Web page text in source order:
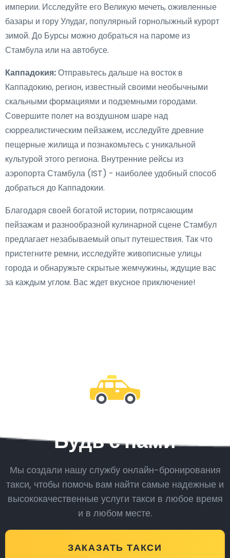
империи. Исследуйте его Великую мечеть, оживленные
базары и гору Улудаг, популярный горнолыжный курорт
зимой. До Бурсы можно добраться на пароме из
Стамбула или на автобусе.
Каппадокия:Отправьтесь дальше на восток в
Каппадокию, регион, известный своими необычными
скальными формациями и подземными городами.
Совершите полет на воздушном шаре над
сюрреалистическим пейзажем, исследуйте древние
пещерные жилища и познакомьтесь с уникальной
культурой этого региона. Внутренние рейсы из
аэропорта Стамбула (IST) - наиболее удобный способ
добраться до Каппадокии.
Благодаря своей богатой истории, потрясающим
пейзажам и разнообразной кулинарной сцене Стамбул
предлагает незабываемый опыт путешествия. Так что
пристегните ремни, исследуйте живописные улицы
города и обнаружьте скрытые жемчужины, ждущие вас
за каждым углом. Вас ждет вкусное приключение!
Будь с нами
Мы создали нашу службу онлайн-бронирования
такси, чтобы помочь вам найти самые надежные и
высококачественные услуги такси в любое время
и в любом месте.
ЗАКАЗАТЬ ТАКСИ